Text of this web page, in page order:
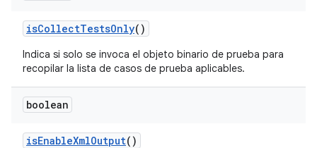
isCollectTestsOnly()
Indica si solo se invoca el objeto binario de prueba para
recopilar la lista de casos de prueba aplicables.
boolean
isEnableXmlOutput()